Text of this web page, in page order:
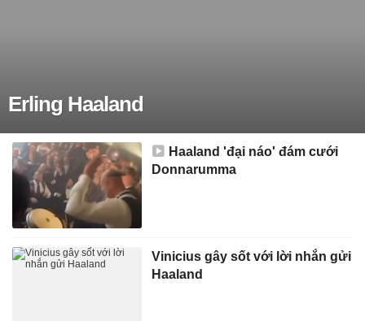
Erling Haaland
Haaland 'đại náo' đám cưới
Donnarumma
Vinicius gây sốt với lời nhắn gửi
Haaland